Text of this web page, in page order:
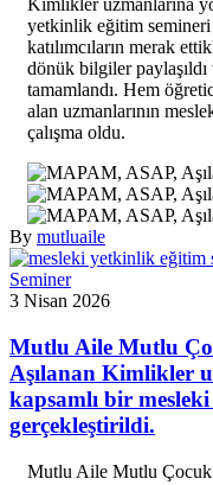
Kimlikler uzmanlarına
yetkinlik eğitim
katılımcıların merak
dönük bilgiler
tamamlandı. Hem
alan uzmanlarının
çalışma oldu.
By mutluaile
Seminer
3 Nisan 2026
Mutlu Aile Mutlu
Aşılanan Kimlikler
kapsamlı bir
gerçekleştirildi.
Mutlu Aile Mutlu